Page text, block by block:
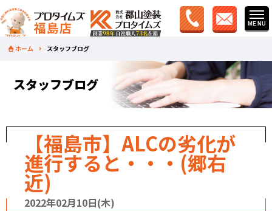
ホーム スタッフブログ
スタッフブログ
【福島市】ALCの劣化が
進行すると・・・(郷右
近)
2022年02月10日(木)